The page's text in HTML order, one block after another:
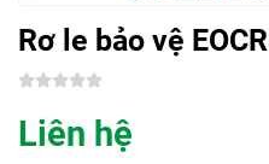
Rơ le bảo vệ
Liên hệ